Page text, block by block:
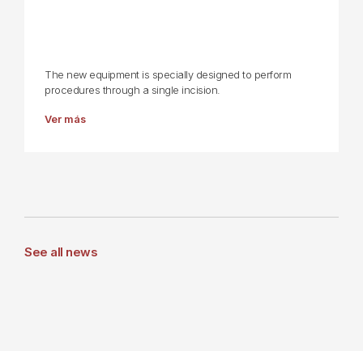
The new equipment is specially designed to perform
procedures through a single incision.
Ver más
See all news